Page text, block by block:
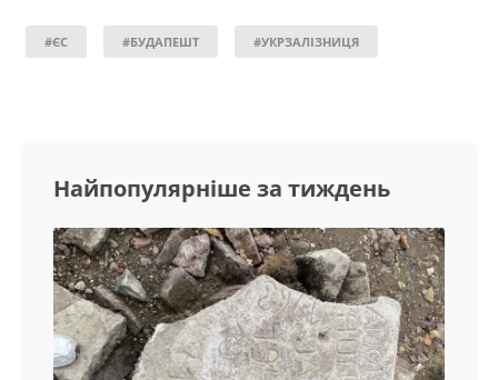
#ЄС #БУДАПЕШТ #УКРЗАЛІЗНИЦЯ
Найпопулярніше за тиждень